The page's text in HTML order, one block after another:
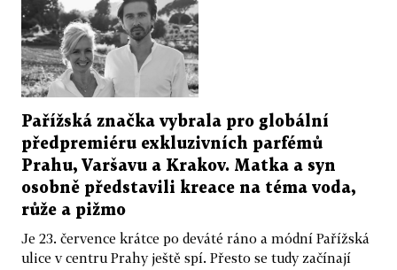
Pařížská značka vybrala pro globální
předpremiéru exkluzivních parfémů
Prahu, Varšavu a Krakov. Matka a syn
osobně představili kreace na téma voda,
růže a pižmo
Je 23. července krátce po deváté ráno a módní Pařížská
ulice v centru Prahy ještě spí. Přesto se tudy začínají